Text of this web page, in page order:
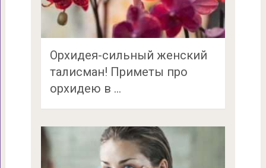
Орхидея-сильный женский
талисман! Приметы про
орхидею в …